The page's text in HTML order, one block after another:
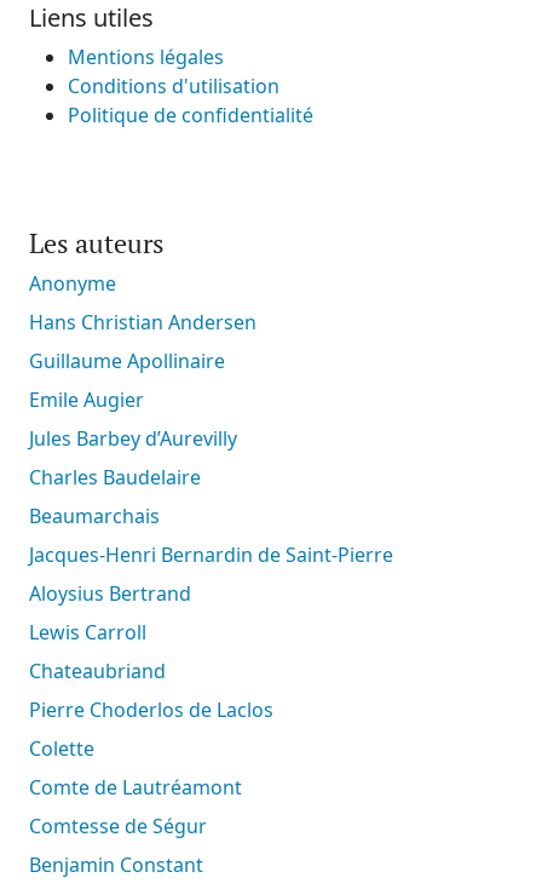
Liens utiles
Mentions légales
Conditions d'utilisation
Politique de confidentialité
Les auteurs
Anonyme
Hans Christian Andersen
Guillaume Apollinaire
Emile Augier
Jules Barbey d’Aurevilly
Charles Baudelaire
Beaumarchais
Jacques-Henri Bernardin de Saint-Pierre
Aloysius Bertrand
Lewis Carroll
Chateaubriand
Pierre Choderlos de Laclos
Colette
Comte de Lautréamont
Comtesse de Ségur
Benjamin Constant